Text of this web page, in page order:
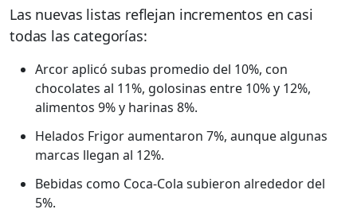
Las nuevas listas reflejan incrementos en casi
todas las categorías:
Arcor aplicó subas promedio del 10%, con
chocolates al 11%, golosinas entre 10% y 12%,
alimentos 9% y harinas 8%.
Helados Frigor aumentaron 7%, aunque algunas
marcas llegan al 12%.
Bebidas como Coca-Cola subieron alrededor del
5%.